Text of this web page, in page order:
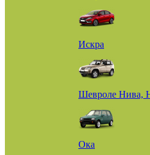
Искра
Шевроле Нива,
Ока